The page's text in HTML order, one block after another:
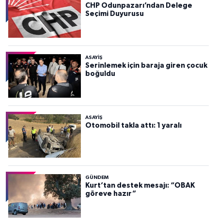
CHP Odunpazarı’ndan Delege
Seçimi Duyurusu
ASAYİŞ
Serinlemek için baraja giren çocuk
boğuldu
ASAYİŞ
Otomobil takla attı: 1 yaralı
GÜNDEM
Kurt’tan destek mesajı: “OBAK
göreve hazır”